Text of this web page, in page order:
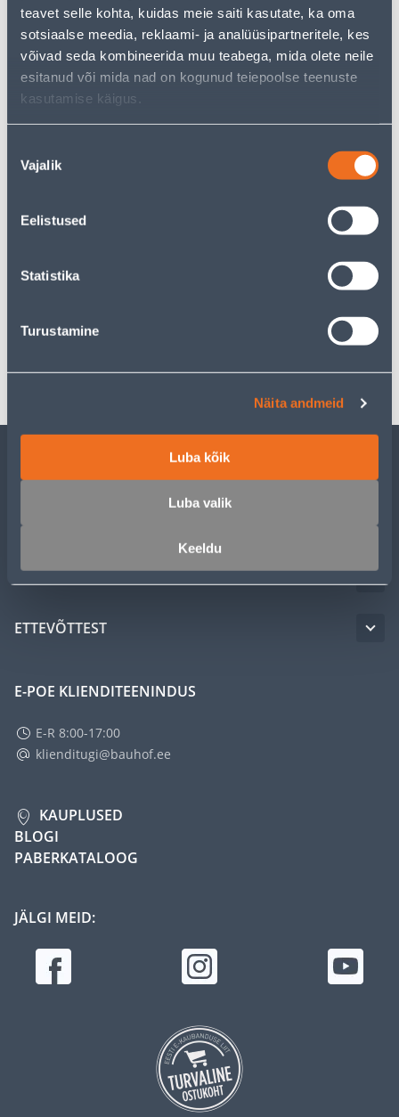
teavet selle kohta, kuidas meie saiti kasutate, ka oma
sotsiaalse meedia, reklaami- ja analüüsipartneritele, kes
võivad seda kombineerida muu teabega, mida olete neile
esitanud või mida nad on kogunud teiepoolse teenuste
kasutamise käigus.
valik
Vajalik
Eelistused
Statistika
Turustamine
Näita andmeid
Luba kõik
Luba valik
Keeldu
• Liikumisandur.
• 14-päevane tagastusõigus.
Kirjeldus
KLIENDITEENINDUS
TEENUSED
ETTEVÕTTEST
E-POE KLIENDITEENINDUS
E-R 8:00-17:00
klienditugi@bauhof.ee
KAUPLUSED
BLOGI
PABERKATALOOG
JÄLGI MEID: